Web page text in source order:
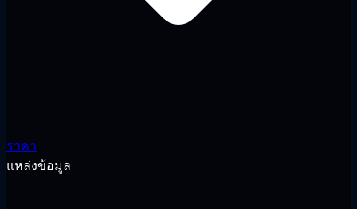
ราคา
แหล่งข้อมูล